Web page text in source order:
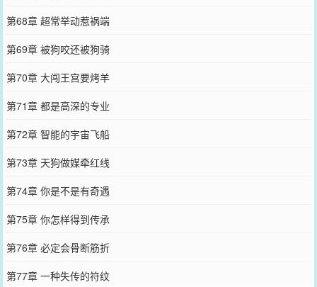
第68章 超常举动惹祸端
第69章 被狗咬还被狗骑
第70章 大闯王宫要烤羊
第71章 都是高深的专业
第72章 智能的宇宙飞船
第73章 天狗做媒牵红线
第74章 你是不是有奇遇
第75章 你怎样得到传承
第76章 必定会骨断筋折
第77章 一种失传的符纹